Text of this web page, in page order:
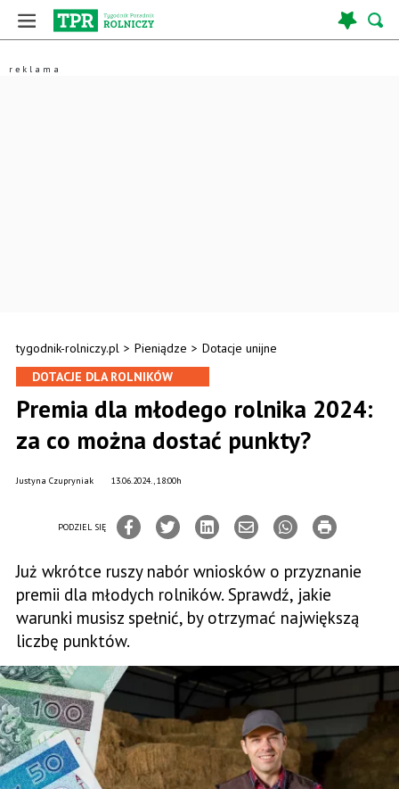
tygodnik-rolniczy.pl > Pieniądze > Dotacje unijne
DOTACJE DLA ROLNIKÓW
Premia dla młodego rolnika 2024:
za co można dostać punkty?
13.06.2024., 18:00h
Justyna Czupryniak
PODZIEL SIĘ
Już wkrótce ruszy nabór wniosków o przyznanie
premii dla młodych rolników. Sprawdź, jakie
warunki musisz spełnić, by otrzymać największą
liczbę punktów.